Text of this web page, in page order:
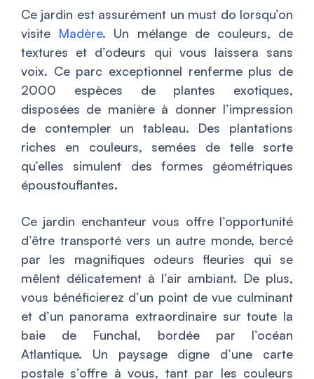
Ce jardin est assurément un must do lorsqu’on
visite Madère. Un mélange de couleurs, de
textures et d’odeurs qui vous laissera sans
voix. Ce parc exceptionnel renferme plus de
2000 espèces de plantes exotiques,
disposées de manière à donner l’impression
de contempler un tableau. Des plantations
riches en couleurs, semées de telle sorte
qu’elles simulent des formes géométriques
époustouflantes.
Ce jardin enchanteur vous offre l’opportunité
d’être transporté vers un autre monde, bercé
par les magnifiques odeurs fleuries qui se
mêlent délicatement à l’air ambiant. De plus,
vous bénéficierez d’un point de vue culminant
et d’un panorama extraordinaire sur toute la
baie de Funchal, bordée par l’océan
Atlantique. Un paysage digne d’une carte
postale s’offre à vous, tant par les couleurs